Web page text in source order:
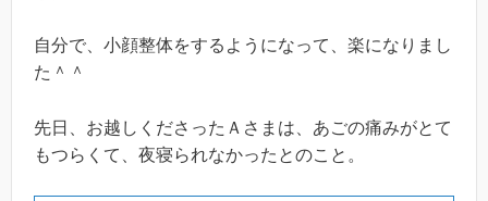
自分で、小顔整体をするようになって、楽になりまし
た＾＾
先日、お越しくださったＡさまは、あごの痛みがとて
もつらくて、夜寝られなかったとのこと。